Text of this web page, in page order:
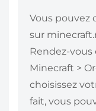
Vous pouvez
sur
Rendez-
Minecraft >
choisissez
fait, vous